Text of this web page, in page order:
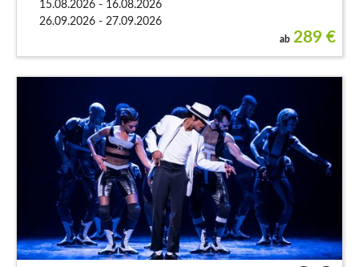
15.08.2026 - 16.08.2026
26.09.2026 - 27.09.2026
ab 289 €